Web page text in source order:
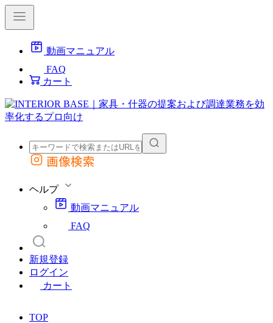
動画マニュアル
FAQ
カート
外部サイトの商品をカートに追加
画像検索
ヘルプ
動画マニュアル
FAQ
新規登録
ログイン
カート
TOP